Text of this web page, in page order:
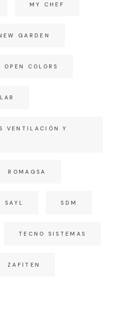
MY CHEF
GARDEN
OPEN COLORS
VENTILACIÓN Y
ROMAGSA
SAYL SDM
TECNO SISTEMAS
ZAFITEN